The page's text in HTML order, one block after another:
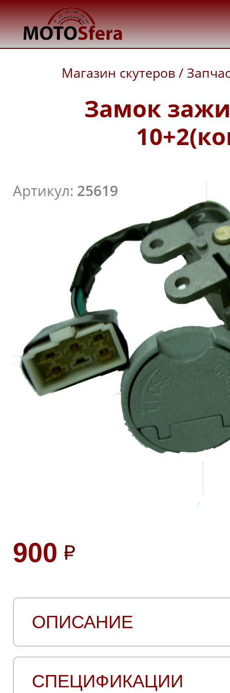
Магазин скутеров /
Замок
Артикул: 25619
900
ОПИСАНИЕ
СПЕЦИФИКАЦИИ